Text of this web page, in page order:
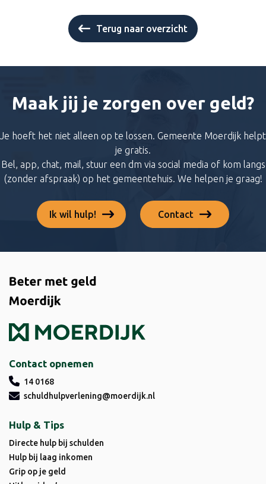
Terug naar overzicht
Maak jij je zorgen over geld?
Je hoeft het niet alleen op te lossen. Gemeente Moerdijk helpt
je gratis.
Bel, app, chat, mail, stuur een dm via social media of kom langs
(zonder afspraak) op het gemeentehuis. We helpen je graag!
Ik wil hulp! Contact
Contact opnemen
14 0168
schuldhulpverlening@moerdijk.nl
Hulp & Tips
Directe hulp bij schulden
Hulp bij laag inkomen
Grip op je geld